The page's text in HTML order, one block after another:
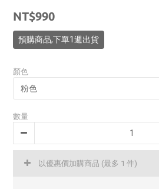
NT$990
預購商品,下單1週出貨
顏色
數量
以優惠價加購商品 (最多 1 件)